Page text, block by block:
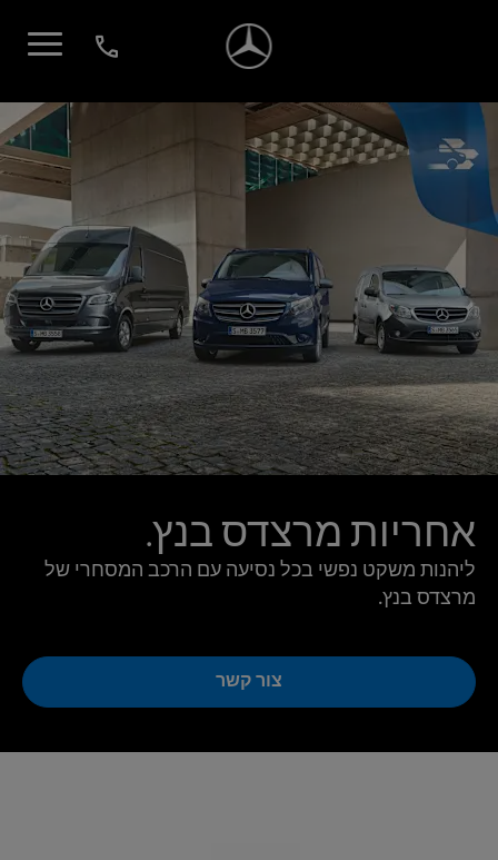
אחריות מרצדס בנץ.
ליהנות משקט נפשי בכל נסיעה עם הרכב המסחרי של
מרצדס בנץ.
צור קשר